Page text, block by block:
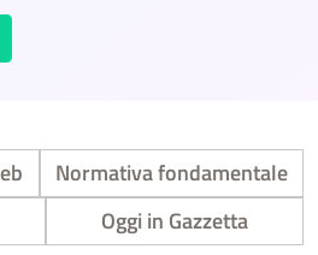
Normativa fondamentale
Oggi in Gazzetta